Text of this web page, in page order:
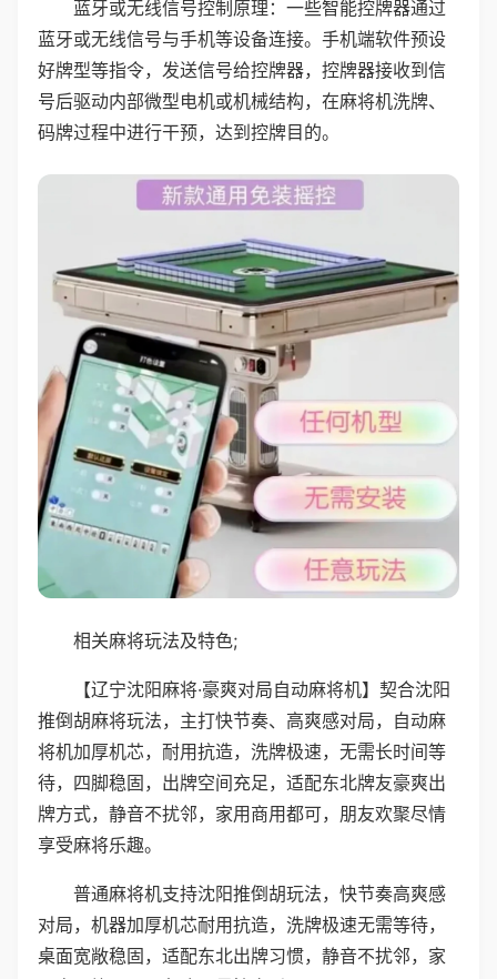
蓝牙或无线信号控制原理：一些智能控牌器通过
蓝牙或无线信号与手机等设备连接。手机端软件预设
好牌型等指令，发送信号给控牌器，控牌器接收到信
号后驱动内部微型电机或机械结构，在麻将机洗牌、
码牌过程中进行干预，达到控牌目的。
相关麻将玩法及特色;
【辽宁沈阳麻将·豪爽对局自动麻将机】契合沈阳
推倒胡麻将玩法，主打快节奏、高爽感对局，自动麻
将机加厚机芯，耐用抗造，洗牌极速，无需长时间等
待，四脚稳固，出牌空间充足，适配东北牌友豪爽出
牌方式，静音不扰邻，家用商用都可，朋友欢聚尽情
享受麻将乐趣。
普通麻将机支持沈阳推倒胡玩法，快节奏高爽感
对局，机器加厚机芯耐用抗造，洗牌极速无需等待，
桌面宽敞稳固，适配东北出牌习惯，静音不扰邻，家